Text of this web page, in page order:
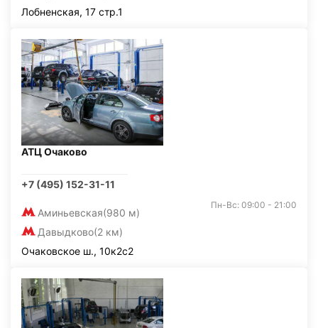
Лобненская, 17 стр.1
АТЦ Очаково
+7 (495) 152-31-11
Аминьевская(980 м)
Давыдково(2 км)
Пн-Вс: 09:00 - 21:00
Очаковское ш., 10к2с2